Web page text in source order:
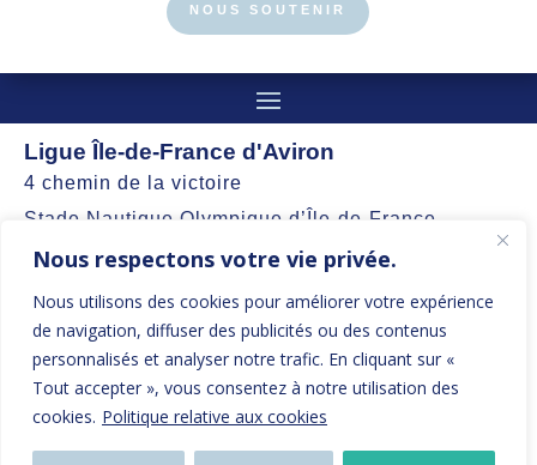
Nous respectons votre vie privée.
Nous utilisons des cookies pour améliorer votre expérience
de navigation, diffuser des publicités ou des contenus
personnalisés et analyser notre trafic. En cliquant sur «
Tout accepter », vous consentez à notre utilisation des
cookies. Politique relative aux cookies
NOUS SOUTENIR
Ligue Île-de-France d'Aviron
4 chemin de la victoire
Stade Nautique Olympique d’Île-de-France
77360 Vaires-sur-Marne
contact@aviron-iledefrance.org
Suivez nos actualités et restez informés